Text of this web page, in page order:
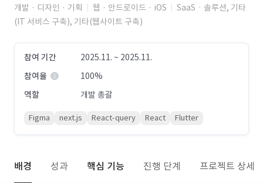
개발 · 디자인 · 기획 웹 · 안드로이드 · iOS
SaaSㆍ솔루션, 기타
(IT 서비스 구축), 기타(웹사이트 구축)
참여 기간
2025.11. ~ 2025.11.
참여율
100%
역할
개발 총괄
Figma next.js React-query React Flutter
배경 성과 핵심 기능 진행 단계 프로젝트 상세